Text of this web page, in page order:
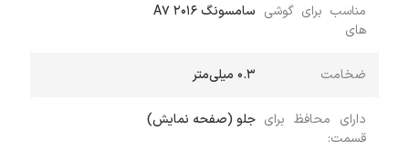
مناسب برای گوشی
های
سامسونگ A7 2016
ضخامت 0.3 میلی‌متر
دارای محافظ برای
قسمت:
جلو (صفحه نمایش)